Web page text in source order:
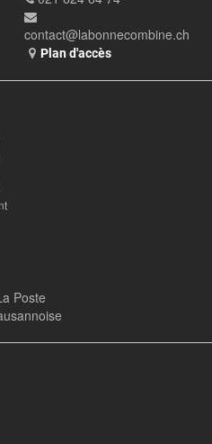
contact@labonnecombine.ch
Plan d'accès
Poste